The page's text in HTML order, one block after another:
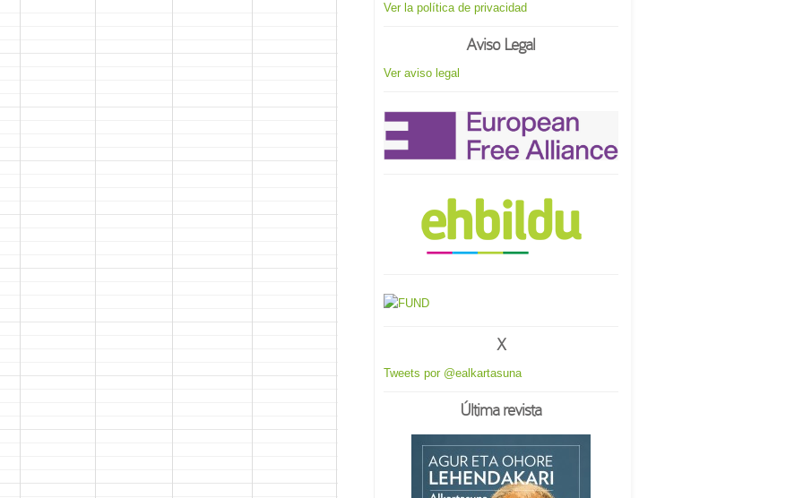
Ver la política de privacidad
Aviso Legal
Ver aviso legal
X
Tweets por @ealkartasuna
Última revista